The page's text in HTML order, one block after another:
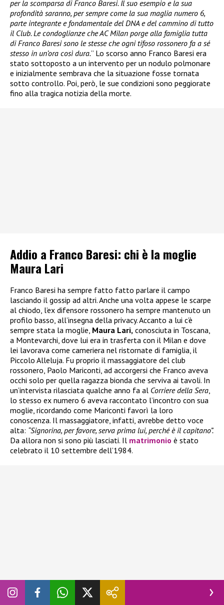
per la scomparsa di Franco Baresi. Il suo esempio e la sua
profondità saranno, per sempre come la sua maglia numero 6,
parte integrante e fondamentale del DNA e del cammino di tutto
il Club. Le condoglianze che AC Milan porge alla famiglia tutta
di Franco Baresi sono le stesse che ogni tifoso rossonero fa a sé
stesso in un’ora così dura.” Lo scorso anno Franco Baresi era
stato sottoposto a un intervento per un nodulo polmonare
e inizialmente sembrava che la situazione fosse tornata
sotto controllo. Poi, però, le sue condizioni sono peggiorate
fino alla tragica notizia della morte.
Addio a Franco Baresi: chi è la moglie
Maura Lari
Franco Baresi ha sempre fatto fatto parlare il campo
lasciando il gossip ad altri. Anche una volta appese le scarpe
al chiodo, l’ex difensore rossonero ha sempre mantenuto un
profilo basso, all’insegna della privacy. Accanto a lui c’è
sempre stata la moglie, Maura Lari, conosciuta in Toscana,
a Montevarchi, dove lui era in trasferta con il Milan e dove
lei lavorava come cameriera nel ristornate di famiglia, il
Piccolo Alleluja. Fu proprio il massaggiatore del club
rossonero, Paolo Mariconti, ad accorgersi che Franco aveva
occhi solo per quella ragazza bionda che serviva ai tavoli. In
un’intervista rilasciata qualche anno fa al Corriere della Sera
lo stesso ex numero 6 aveva raccontato l’incontro con sua
moglie, ricordando come Mariconti favorì la loro
conoscenza. Il massaggiatore, infatti, avrebbe detto voce
alta: “Signorina, per favore, serva prima lui, perché è il capitano”.
Da allora non si sono più lasciati. Il matrimonio è stato
celebrato il 10 settembre dell’1984.